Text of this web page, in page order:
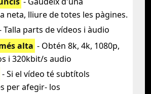
neta, lliure de totes les pàgines.
Talla parts de vídeos i àudio
alta - Obtén 8k, 4k, 1080p,
i 320kbit/s audio
- Si el vídeo té subtítols
per afegir- los